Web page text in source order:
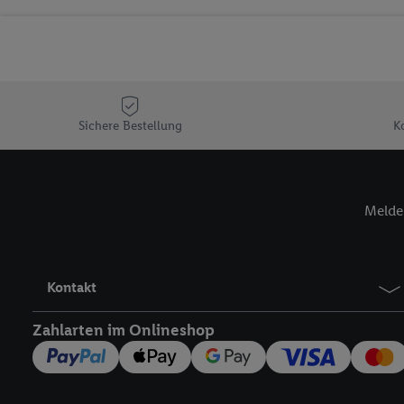
Sichere Bestellung
Kontakt
Zahlarten im Onlineshop
Sofern Sie hier Ihre
Plus-Konto einloggen,
zu erstellen (die
können, um Sie in
Hierzu wird von uns
Zudem erlauben Sie
den Lidl-Diensten
Wenn das der Fall ist,
Kundenkonto-
Insbesondere können
Nutzung der Utiq-
widerrufen - jederzeit
Telekommunikations-